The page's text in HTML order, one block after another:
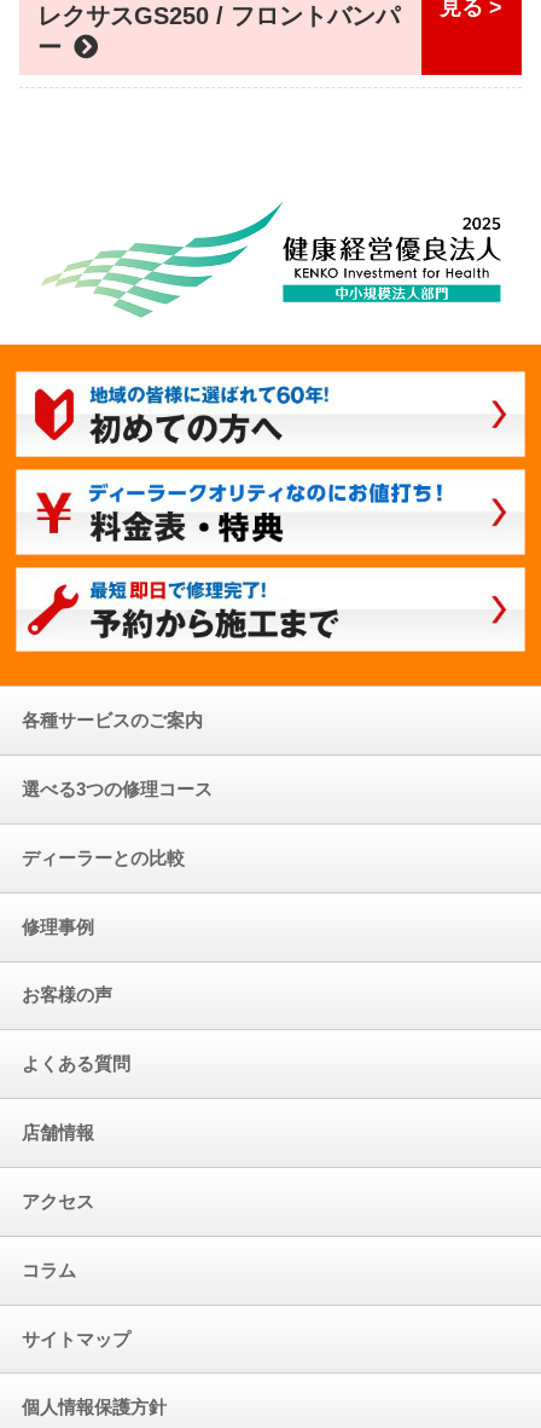
レクサスGS250 / フロントバンパ
ー
各種サービスのご案内
選べる3つの修理コース
ディーラーとの比較
修理事例
お客様の声
よくある質問
店舗情報
アクセス
コラム
サイトマップ
個人情報保護方針